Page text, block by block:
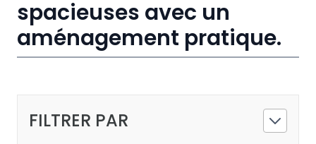
spacieuses avec un
aménagement pratique.
FILTRER PAR